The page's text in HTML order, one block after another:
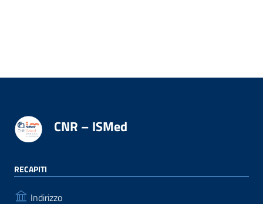
CNR – ISMed
RECAPITI
Indirizzo